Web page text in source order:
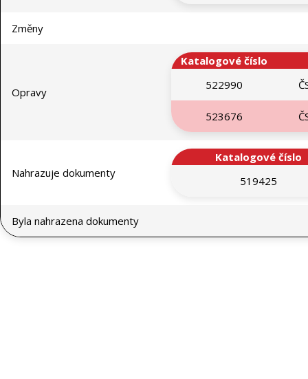
Změny
Opravy
Katalogové číslo
522990
523676
Nahrazuje dokumenty
Katalogové číslo
519425
Byla nahrazena dokumenty